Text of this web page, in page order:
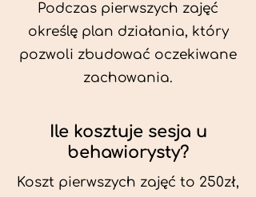
Podczas pierwszych zajęć
określę plan działania, który
pozwoli zbudować oczekiwane
zachowania.
Ile kosztuje sesja u
behawiorysty?
Koszt pierwszych zajęć to 250zł,